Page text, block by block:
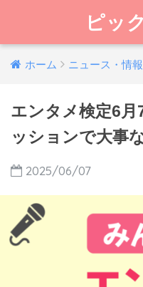
ピッ
ホーム ニュース・情報
エンタメ検定6月
ッションで大事
2025/06/07